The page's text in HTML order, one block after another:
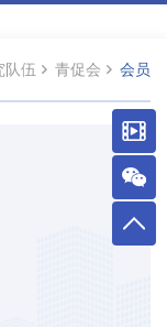
队伍 青促会 会员